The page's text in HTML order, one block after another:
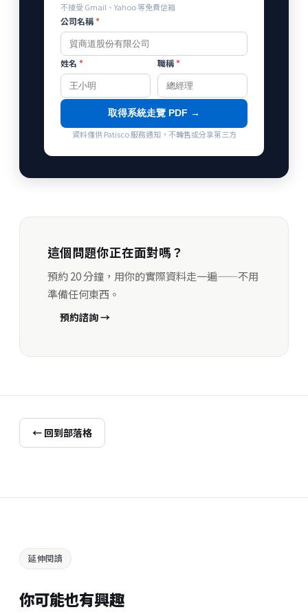
不接受 Gmail、Yahoo 等免費信箱
公司名稱*
姓名 * 職稱*
取得系統走覽 PDF →
資料僅供 Patisco 服務通知，不轉售或分享第三方
這個問題你正在面對嗎？
預約 20 分鐘，用你的實際資料走一遍——不用
準備任何東西。
預約諮詢 →
← 回到部落格
延伸閱讀
你可能也有興趣